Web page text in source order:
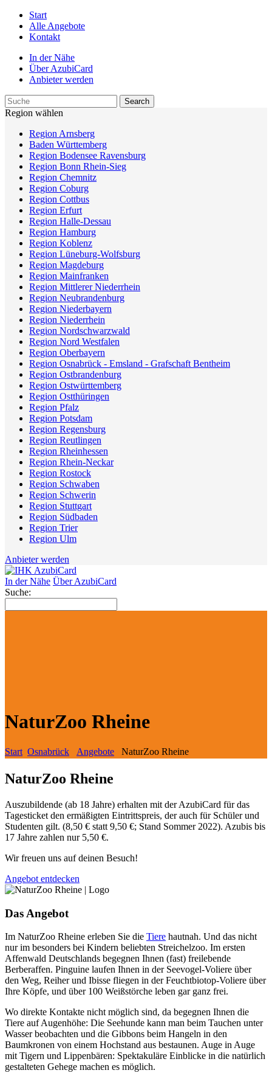
Start
Alle Angebote
Kontakt
In der Nähe
Über AzubiCard
Anbieter werden
Region wählen
Region Arnsberg
Baden Württemberg
Region Bodensee Ravensburg
Region Bonn Rhein-Sieg
Region Chemnitz
Region Coburg
Region Cottbus
Region Erfurt
Region Halle-Dessau
Region Hamburg
Region Koblenz
Region Lüneburg-Wolfsburg
Region Magdeburg
Region Mainfranken
Region Mittlerer Niederrhein
Region Neubrandenburg
Region Niederbayern
Region Niederrhein
Region Nordschwarzwald
Region Nord Westfalen
Region Oberbayern
Region Osnabrück - Emsland - Grafschaft Bentheim
Region Ostbrandenburg
Region Ostwürttemberg
Region Ostthüringen
Region Pfalz
Region Potsdam
Region Regensburg
Region Reutlingen
Region Rheinhessen
Region Rhein-Neckar
Region Rostock
Region Schwaben
Region Schwerin
Region Stuttgart
Region Südbaden
Region Trier
Region Ulm
Anbieter werden
In der Nähe Über AzubiCard
Suche:
NaturZoo Rheine
Start Osnabrück Angebote NaturZoo Rheine
NaturZoo Rheine
Auszubildende (ab 18 Jahre) erhalten mit der AzubiCard für das
Tagesticket den ermäßigten Eintrittspreis, der auch für Schüler und
Studenten gilt. (8,50 € statt 9,50 €; Stand Sommer 2022). Azubis bis
17 Jahre zahlen nur 5,50 €.
Wir freuen uns auf deinen Besuch!
Angebot entdecken
Das Angebot
Im NaturZoo Rheine erleben Sie die Tiere hautnah. Und das nicht
nur im besonders bei Kindern beliebten Streichelzoo. Im ersten
Affenwald Deutschlands begegnen Ihnen (fast) freilebende
Berberaffen. Pinguine laufen Ihnen in der Seevogel-Voliere über
den Weg, Reiher und Ibisse fliegen in der Feuchtbiotop-Voliere über
Ihre Köpfe, und über 100 Weißstörche leben gar ganz frei.
Wo direkte Kontakte nicht möglich sind, da begegnen Ihnen die
Tiere auf Augenhöhe: Die Seehunde kann man beim Tauchen unter
Wasser beobachten und die Gibbons beim Hangeln in den
Baumkronen von einem Hochstand aus bestaunen. Auge in Auge
mit Tigern und Lippenbären: Spektakuläre Einblicke in die natürlich
gestalteten Gehege machen es möglich.